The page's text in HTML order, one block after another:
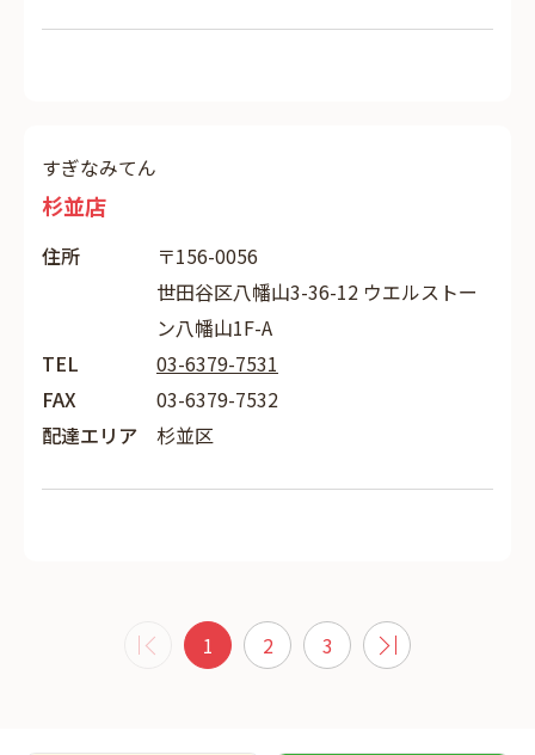
すぎなみてん
杉並店
住所
〒156-0056
世田谷区八幡山3-36-12 ウエルストー
ン八幡山1F-A
TEL
03-6379-7531
FAX
03-6379-7532
配達エリア
杉並区
1 2 3